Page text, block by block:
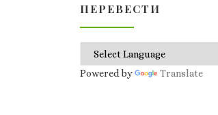
ПЕРЕВЕСТИ
Powered by Translate